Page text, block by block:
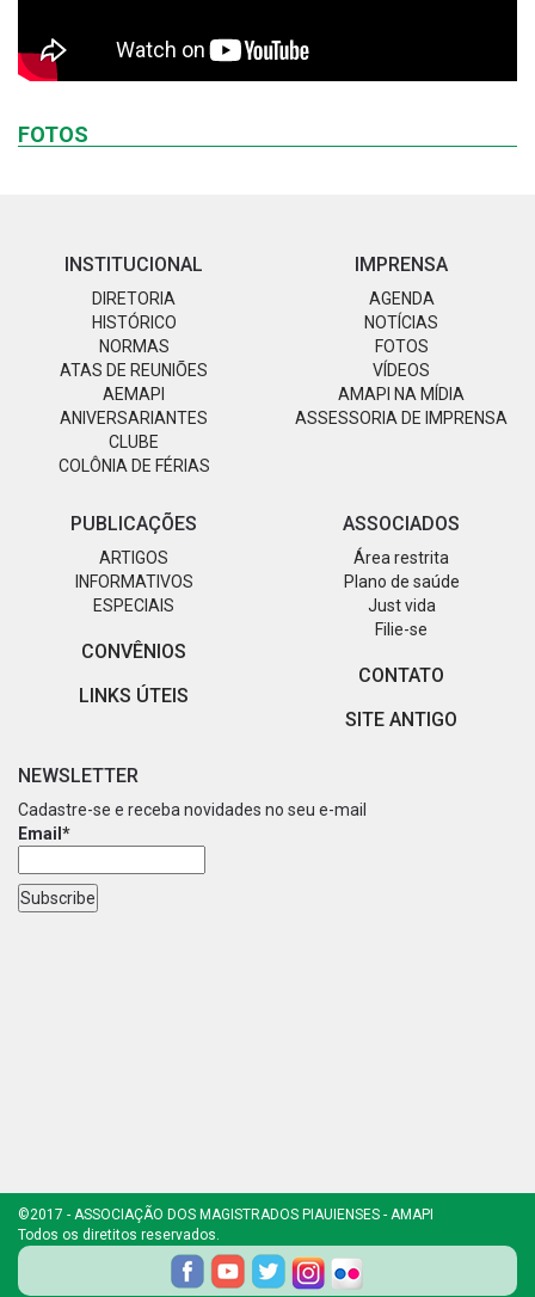
FOTOS
INSTITUCIONAL
DIRETORIA
HISTÓRICO
NORMAS
ATAS DE REUNIÕES
AEMAPI
ANIVERSARIANTES
CLUBE
COLÔNIA DE FÉRIAS
IMPRENSA
AGENDA
NOTÍCIAS
FOTOS
VÍDEOS
AMAPI NA MÍDIA
ASSESSORIA DE IMPRENSA
PUBLICAÇÕES
ARTIGOS
INFORMATIVOS
ESPECIAIS
CONVÊNIOS
LINKS ÚTEIS
ASSOCIADOS
Área restrita
Plano de saúde
Just vida
Filie-se
CONTATO
SITE ANTIGO
NEWSLETTER
Cadastre-se e receba novidades no seu e-mail
Email*
©2017 - ASSOCIAÇÃO DOS MAGISTRADOS PIAUIENSES - AMAPI
Todos os diretitos reservados.